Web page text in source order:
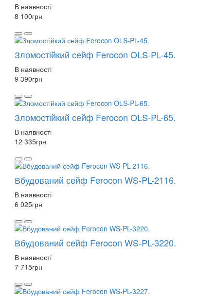
В наявності
8 100грн
Зломостійкий сейф Ferocon OLS-PL-45.
В наявності
9 390грн
Зломостійкий сейф Ferocon OLS-PL-65.
В наявності
12 335грн
Вбудований сейф Ferocon WS-PL-2116.
В наявності
6 025грн
Вбудований сейф Ferocon WS-PL-3220.
В наявності
7 715грн